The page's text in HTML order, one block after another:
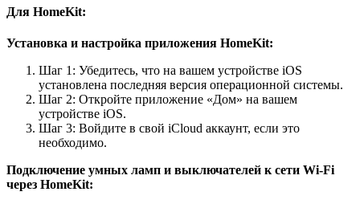
Для HomeKit:
Установка и настройка приложения HomeKit:
Шаг 1: Убедитесь, что на вашем устройстве iOS
установлена последняя версия операционной системы.
Шаг 2: Откройте приложение «Дом» на вашем
устройстве iOS.
Шаг 3: Войдите в свой iCloud аккаунт, если это
необходимо.
Подключение умных ламп и выключателей к сети Wi-Fi
через HomeKit: